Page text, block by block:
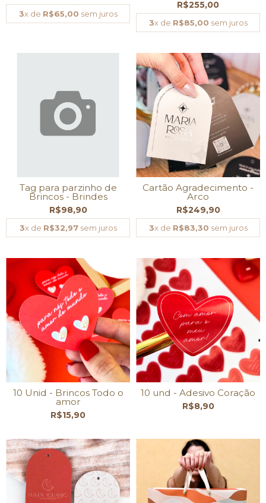
3x de R$65,00 sem juros
R$255,00
3x de R$85,00 sem juros
Tag para parzinho de
Brincos - Brindes
R$98,90
3x de R$32,97sem juros
Cartão Agradecimento -
Arco
R$249,90
3x de R$83,30 sem juros
10 Unid - Brincos Todo o
amor
R$15,90
10 und - Adesivo Coração
R$8,90